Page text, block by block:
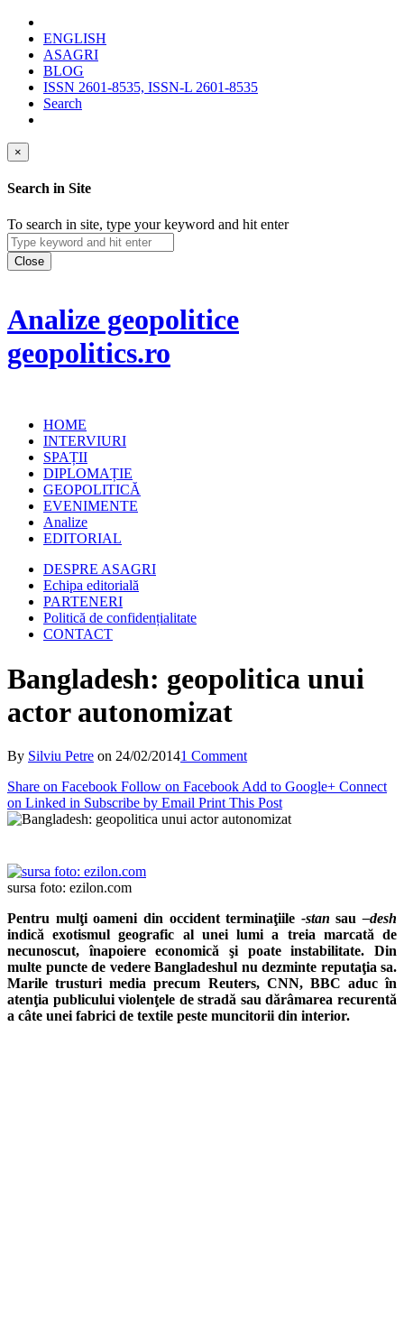
ENGLISH
ASAGRI
BLOG
ISSN 2601-8535, ISSN-L 2601-8535
Search
×
Search in Site
To search in site, type your keyword and hit enter
Close
Analize geopolitice
geopolitics.ro
HOME
INTERVIURI
SPAȚII
DIPLOMAȚIE
GEOPOLITICĂ
EVENIMENTE
Analize
EDITORIAL
DESPRE ASAGRI
Echipa editorială
PARTENERI
Politică de confidențialitate
CONTACT
Bangladesh: geopolitica unui
actor autonomizat
By Silviu Petre on 24/02/20141 Comment
Share on Facebook Follow on Facebook Add to Google+ Connect
on Linked in Subscribe by Email Print This Post
sursa foto: ezilon.com
Pentru mulţi oameni din occident terminaţiile -stan sau–desh
indică exotismul geografic al unei lumi a treia marcată de
necunoscut, înapoiere economică şi poate instabilitate. Din
multe puncte de vedere Bangladeshul nu dezminte reputaţia sa.
Marile trusturi media precum Reuters, CNN, BBC aduc în
atenţia publicului violenţele de stradă sau dărâmarea recurentă
a câte unei fabrici de textile peste muncitorii din interior.